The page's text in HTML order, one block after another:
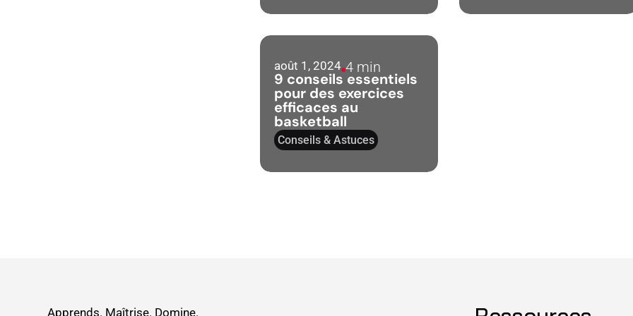
août 1, 2024 4 min
9 conseils essentiels
pour des exercices
efficaces au
basketball
Conseils & Astuces
Apprends. Maîtrise. Domine.